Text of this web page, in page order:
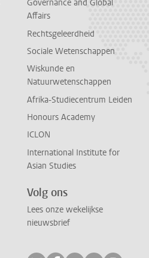
Governance and Global
Affairs
Rechtsgeleerdheid
Sociale Wetenschappen
Wiskunde en
Natuurwetenschappen
Afrika-Studiecentrum Leiden
Honours Academy
ICLON
International Institute for
Asian Studies
Volg ons
Lees onze wekelijkse
nieuwsbrief